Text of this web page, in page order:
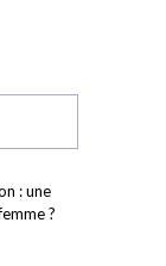
: une
?